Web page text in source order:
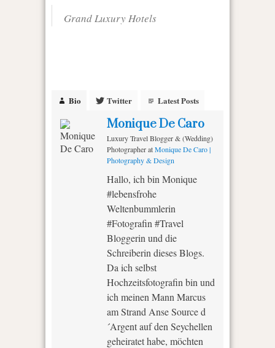
Grand Luxury Hotels
Bio Twitter Latest Posts
Monique De Caro
Luxury Travel Blogger & (Wedding)
PhotographeratMonique De Caro |
Photography & Design
Hallo, ich bin Monique
#lebensfrohe
Weltenbummlerin
#Fotografin #Travel
Bloggerin und die
Schreiberin dieses Blogs.
Da ich selbst
Hochzeitsfotografin bin und
ich meinen Mann Marcus
am Strand Anse Source d
´Argent auf den Seychellen
geheiratet habe, möchten